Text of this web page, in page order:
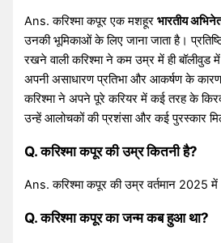
Ans. करिश्मा कपूर एक मशहूरभारतीय
उनकी भूमिकाओं के लिए जाना जाता है।
रखने वाली करिश्मा ने कम उम्र में ही बॉलीवुड
अपनी असाधारण प्रतिभा और आकर्षण के कारण
करिश्मा ने अपने पूरे करियर में कई तरह के
उन्हें आलोचकों की प्रशंसा और कई पुरस्कार
Q. करिश्मा कपूर की उम्र कितनी है?
Ans. करिश्मा कपूर की उम्र वर्तमान 2025 में
Q. करिश्मा कपूर का जन्म कब हुआ था?